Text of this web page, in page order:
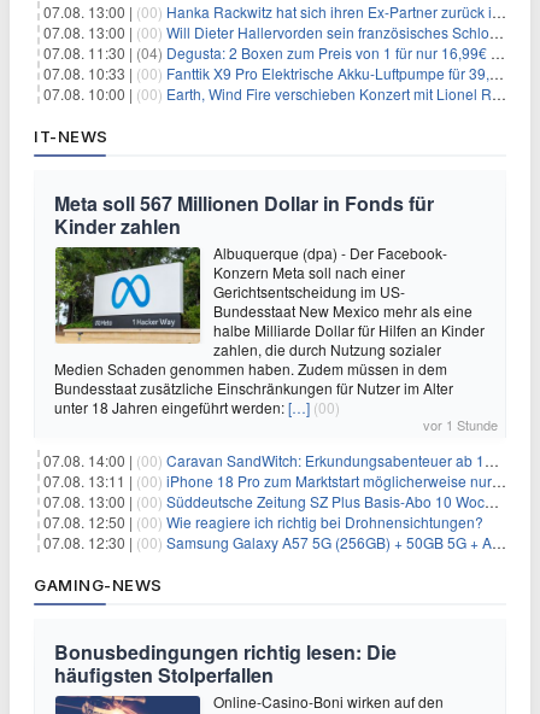
07.08. 13:00 | (00) Hanka Rackwitz hat sich ihren Ex-Partner zurück ins Haus geholt
07.08. 13:00 | (00) Will Dieter Hallervorden sein französisches Schloss verkaufen?
07.08. 11:30 | (04) Degusta: 2 Boxen zum Preis von 1 für nur 16,99€ inkl. Versand
07.08. 10:33 | (00) Fanttik X9 Pro Elektrische Akku-Luftpumpe für 39,99€
07.08. 10:00 | (00) Earth, Wind Fire verschieben Konzert mit Lionel Richie nach medizinischem Notfall
IT-NEWS
Meta soll 567 Millionen Dollar in Fonds für
Kinder zahlen
Albuquerque (dpa) - Der Facebook-
Konzern Meta soll nach einer
Gerichtsentscheidung im US-
Bundesstaat New Mexico mehr als eine
halbe Milliarde Dollar für Hilfen an Kinder
zahlen, die durch Nutzung sozialer
Medien Schaden genommen haben. Zudem müssen in dem
Bundesstaat zusätzliche Einschränkungen für Nutzer im Alter
unter 18 Jahren eingeführt werden:[…] (00)
vor 1 Stunde
07.08. 14:00 | (00) Caravan SandWitch: Erkundungsabenteuer ab 13.08. gratis im Epic Games Store
07.08. 13:11 | (00) iPhone 18 Pro zum Marktstart möglicherweise nur begrenzt verfügbar
07.08. 13:00 | (00) Süddeutsche Zeitung SZ Plus Basis-Abo 10 Wochen für 10€
07.08. 12:50 | (00) Wie reagiere ich richtig bei Drohnensichtungen?
07.08. 12:30 | (00) Samsung Galaxy A57 5G (256GB) + 50GB 5G + Alles-Flat im Vodafone-Netz für 19,99€/Monat – eff. 2,36€/Monat
GAMING-NEWS
Bonusbedingungen richtig lesen: Die
häufigsten Stolperfallen
Online-Casino-Boni wirken auf den